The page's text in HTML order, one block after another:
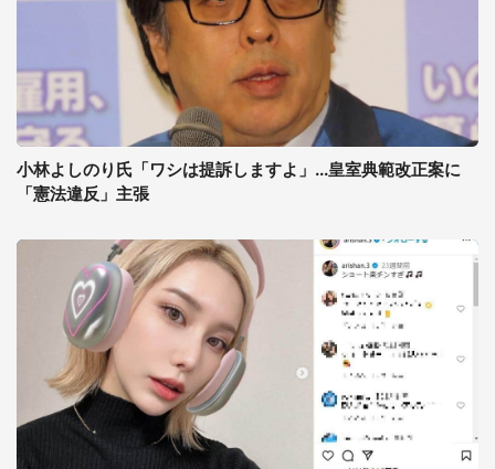
小林よしのり氏「ワシは提訴しますよ」...皇室典範改正案に
「憲法違反」主張